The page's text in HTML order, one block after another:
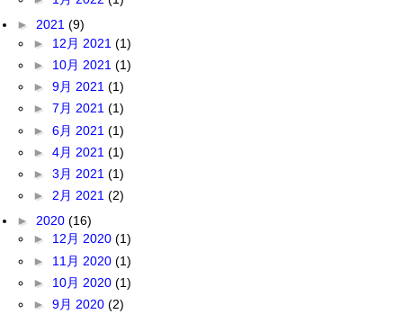
► 2021 (9)
► 12月 2021 (1)
► 10月 2021 (1)
► 9月 2021 (1)
► 7月 2021 (1)
► 6月 2021 (1)
► 4月 2021 (1)
► 3月 2021 (1)
► 2月 2021 (2)
► 2020 (16)
► 12月 2020 (1)
► 11月 2020 (1)
► 10月 2020 (1)
► 9月 2020 (2)